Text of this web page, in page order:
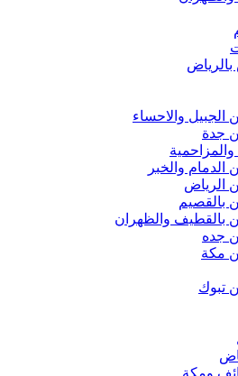
والاحساء
جدة
والخبر
الرياض
بالقصيم
بالقطيف والظهران
جده
مكة
تبوك
ومكة